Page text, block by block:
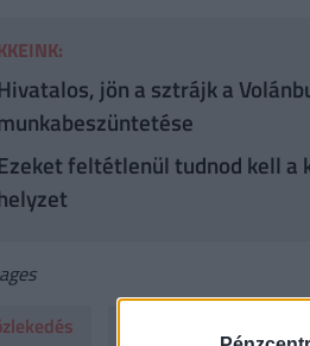
jön a sztrájk a
feltétlenül tudnod kell